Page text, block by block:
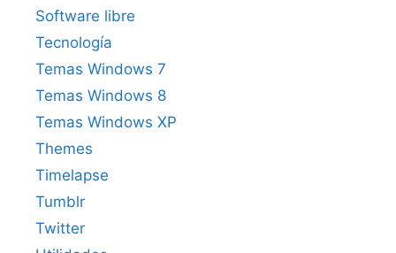
Software libre
Tecnología
Temas Windows 7
Temas Windows 8
Temas Windows XP
Themes
Timelapse
Tumblr
Twitter